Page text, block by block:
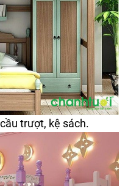
trượt, kệ sách.